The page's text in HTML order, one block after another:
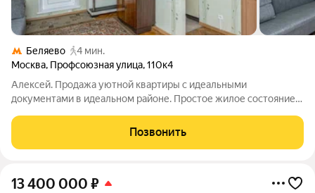
Беляево
4 мин.
Москва, Профсоюзная улица,110к4
Алексей. Продажа уютной квартиры с идеальными
документами в идеальном районе. Простое жилое состояние.
фото остается новому владельцу. Шаговая доступность до
метро Беляево. Окна квартиры
Позвонить
13 400 000 ₽